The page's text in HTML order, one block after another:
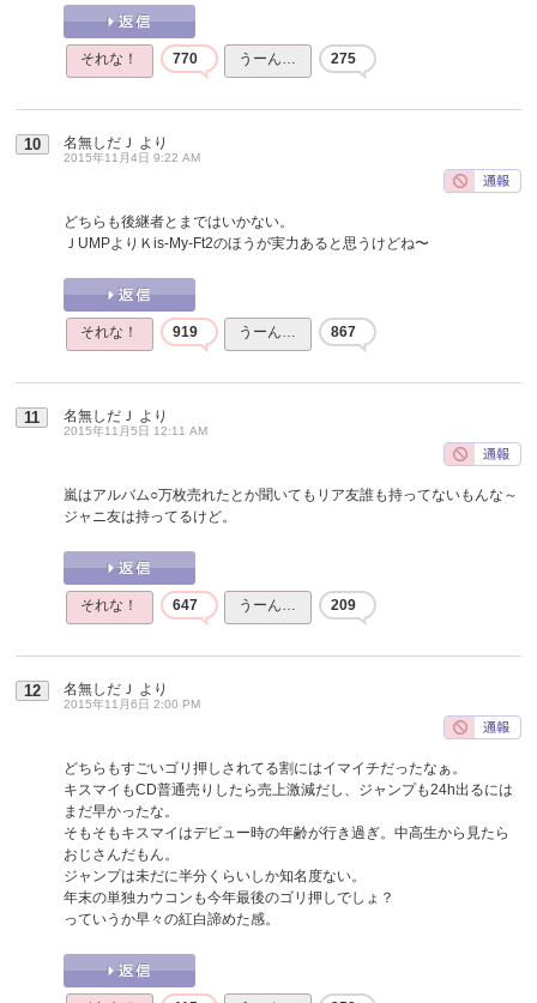
それな！ 770 うーん… 275
10 名無しだＪ より
2015年11月4日 9:22 AM
どちらも後継者とまではいかない。
ＪUMPよりＫis-My-Ft2のほうが実力あると思うけどね〜
それな！ 919 うーん… 867
11 名無しだＪ より
2015年11月5日 12:11 AM
嵐はアルバム○万枚売れたとか聞いてもリア友誰も持ってないもんな～
ジャニ友は持ってるけど。
それな！ 647 うーん… 209
12 名無しだＪ より
2015年11月6日 2:00 PM
どちらもすごいゴリ押しされてる割にはイマイチだったなぁ。
キスマイもCD普通売りしたら売上激減だし、ジャンプも24h出るには
まだ早かったな。
そもそもキスマイはデビュー時の年齢が行き過ぎ。中高生から見たら
おじさんだもん。
ジャンプは未だに半分くらいしか知名度ない。
年末の単独カウコンも今年最後のゴリ押しでしょ？
っていうか早々の紅白諦めた感。